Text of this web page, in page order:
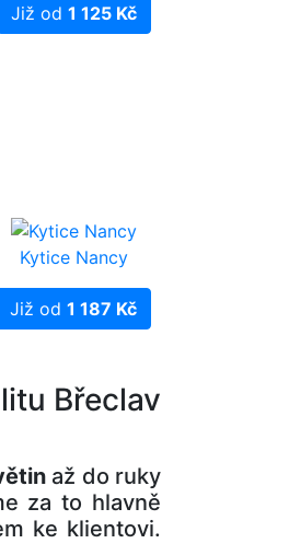
Již od 1 125 Kč
Kytice Nancy
Již od 1 187 Kč
Břeclav
až do ruky
za to hlavně
ke klientovi.